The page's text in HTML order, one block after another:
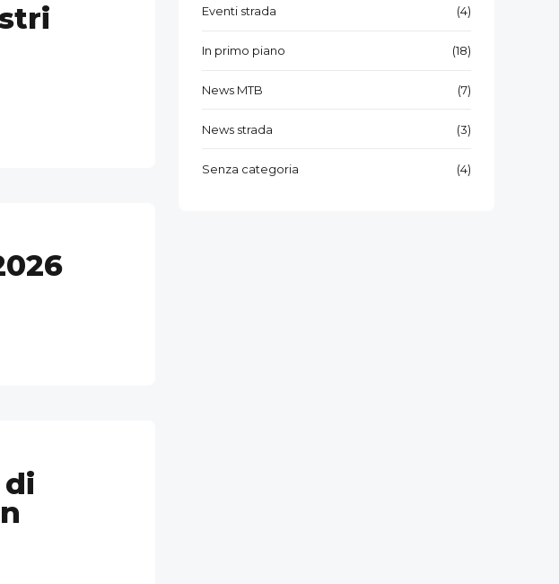
di
Eventi strada (4)
In primo piano (18)
News MTB (7)
News strada (3)
Senza categoria (4)